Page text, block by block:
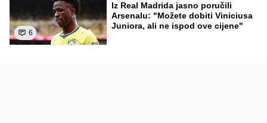
6
Iz Real Madrida jasno poručili
Arsenalu: "Možete dobiti Viniciusa
Juniora, ali ne ispod ove cijene"